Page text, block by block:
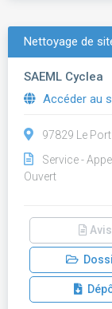
Nettoyage de
SAEML Cyclea
Accéder au
97829 Le
Service -
Ouvert
Avis